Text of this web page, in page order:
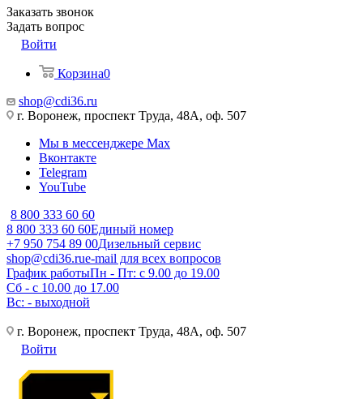
Заказать звонок
Задать вопрос
Войти
Корзина0
shop@cdi36.ru
г. Воронеж, проспект Труда, 48А, оф. 507
Мы в мессенджере Max
Вконтакте
Telegram
YouTube
8 800 333 60 60
8 800 333 60 60Единый номер
+7 950 754 89 00Дизельный сервис
shop@cdi36.rue-mail для всех вопросов
График работыПн - Пт: с 9.00 до 19.00
Сб - с 10.00 до 17.00
Вс: - выходной
г. Воронеж, проспект Труда, 48А, оф. 507
Войти